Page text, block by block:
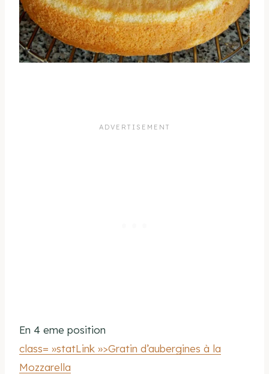
En 4 eme position
class= »statLink »>Gratin d’aubergines à la
Mozzarella